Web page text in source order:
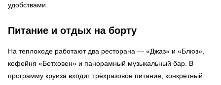
удобствами.
Питание и отдых на борту
На теплоходе работают два ресторана — «Джаз» и «Блюз»,
кофейня «Бетховен» и панорамный музыкальный бар. В
программу круиза входит трёхразовое питание; конкретный